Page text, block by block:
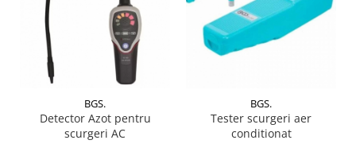
Set prelungitoare
Set surubelnite
Testare cuplu dinamometric de
strangere
Trusa / Set tarozi si filiere
Trusa imbus hex,torx,ribe,M-uri
Tubulare speciale
BGS.
Detector Azot pentru
scurgeri AC
BGS.
Tester scurgeri aer
conditionat